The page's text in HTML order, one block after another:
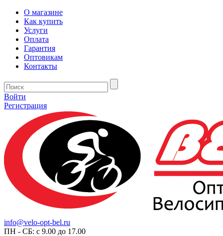
О магазине
Как купить
Услуги
Оплата
Гарантия
Оптовикам
Контакты
Войти
Регистрация
info@velo-opt-bel.ru
ПН - СБ: с 9.00 до 17.00